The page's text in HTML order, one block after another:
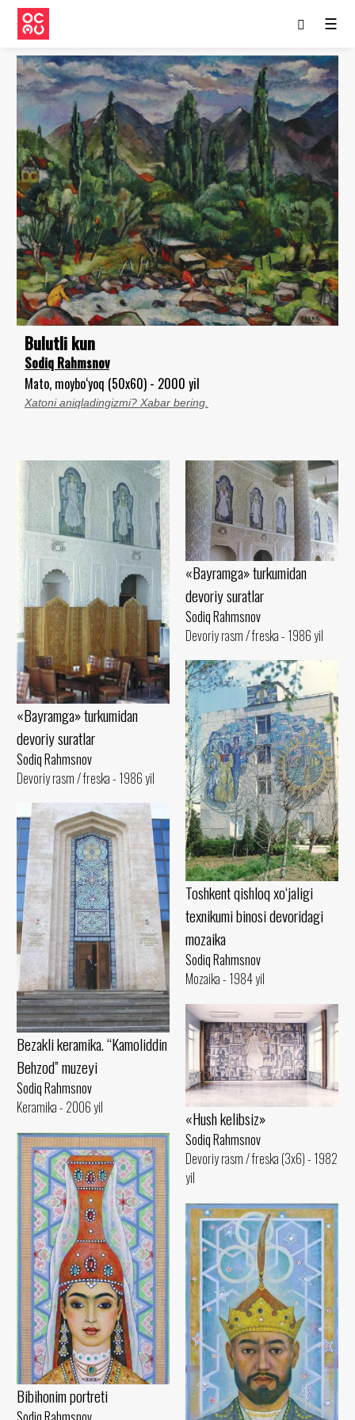
☰
Bulutli kun
Sodiq Rahmsnov
Mato, moybo‘yoq (50x60) - 2000 yil
Xatoni aniqladingizmi? Xabar bering.
«Bayramga» turkumidan
devoriy suratlar
Sodiq Rahmsnov
Devoriy rasm / freska - 1986 yil
«Bayramga» turkumidan
devoriy suratlar
Sodiq Rahmsnov
Devoriy rasm / freska - 1986 yil
Toshkent qishloq xo‘jaligi
texnikumi binosi devoridagi
mozaika
Sodiq Rahmsnov
Mozaika - 1984 yil
Bezakli keramika. “Kamoliddin
Behzod” muzeyi
Sodiq Rahmsnov
Keramika - 2006 yil
«Hush kelibsiz»
Sodiq Rahmsnov
Devoriy rasm / freska (3x6) - 1982
yil
Bibihonim portreti